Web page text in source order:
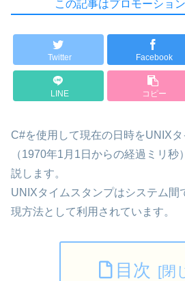
この記事はプロモーショ
Twitter Facebook
LINE コピー
C#を使用して現在の日時をUNIX
（1970年1月1日からの経過ミリ
説します。
UNIXタイムスタンプはシステム間
現方法として利用されています。
目次